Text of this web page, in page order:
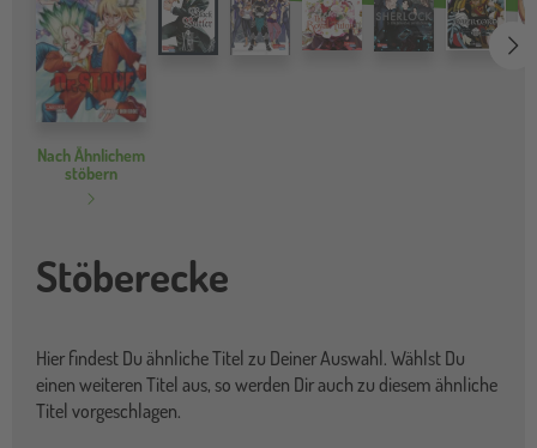
Nach Ähnlichem
stöbern
Stöberecke
Hier findest Du ähnliche Titel zu Deiner Auswahl. Wählst Du
einen weiteren Titel aus, so werden Dir auch zu diesem ähnliche
Titel vorgeschlagen.